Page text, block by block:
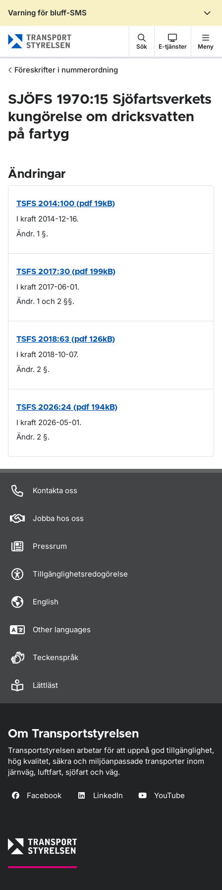
Varning för bluff-SMS
Sök E-tjänster Meny
Föreskrifter i nummerordning
SJÖFS 1970:15 Sjöfartsverkets
kungörelse om dricksvatten
på fartyg
Ändringar
TSFS 2014:100 (pdf 19kB)
I kraft 2014-12-16.
Ändr. 1 §.
TSFS 2017:30 (pdf 199kB)
I kraft 2017-06-01.
Ändr. 1 och 2 §§.
TSFS 2018:63 (pdf 126kB)
I kraft 2018-10-07.
Ändr. 2 §.
TSFS 2026:24 (pdf 194kB)
I kraft 2026-05-01.
Ändr. 2 §.
Om sidan
Kontakta oss
Jobba hos oss
Pressrum
Tillgänglighetsredogörelse
English
Other languages
Teckenspråk
Lättläst
Om Transportstyrelsen
Transportstyrelsen arbetar för att uppnå god tillgänglighet,
hög kvalitet, säkra och miljöanpassade transporter inom
järnväg, luftfart, sjöfart och väg.
Facebook LinkedIn YouTube